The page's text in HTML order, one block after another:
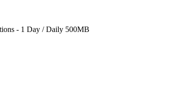
- 1 Day / Daily 500MB